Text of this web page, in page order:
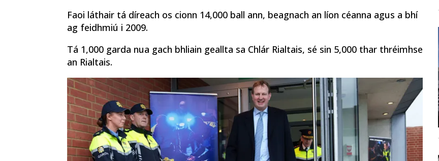
Faoi láthair tá díreach os cionn 14,000 ball ann, beagnach an líon céanna agus a bhí
ag feidhmiú i 2009.
Tá 1,000 garda nua gach bhliain geallta sa Chlár Rialtais, sé sin 5,000 thar thréimhse
an Rialtais.